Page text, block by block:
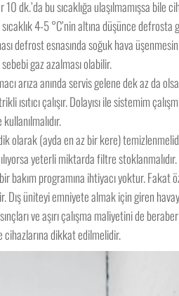
10 dk.’da bu sıcaklığa ulaşılmamışsa
4-5 °C’nin altına düşünce defrosta
defrost esnasında soğuk hava
gaz azalması olabilir.
arıza anında servis gelene dek az da
ısıtıcı çalışır. Dolayısı ile sistemim
olarak (ayda en az bir kere)
yeterli miktarda filtre stoklanmalıdır.
bir bakım programına ihtiyacı yoktur.
üniteyi emniyete almak için giren
ve aşırı çalışma maliyetini de
dikkat edilmelidir.